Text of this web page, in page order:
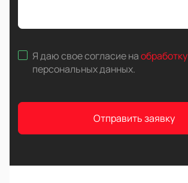
Я даю свое согласие наобработку
персональных данных.
Отправить заявку